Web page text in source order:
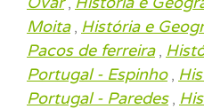
,
Moita, História e
Pacos de ferreira,
Portugal - Espinho,
Portugal - Paredes,